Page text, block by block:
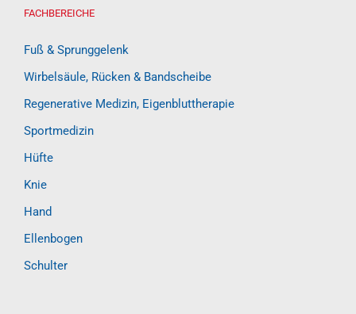
FACHBEREICHE
Fuß & Sprunggelenk
Wirbelsäule, Rücken & Bandscheibe
Regenerative Medizin, Eigenbluttherapie
Sportmedizin
Hüfte
Knie
Hand
Ellenbogen
Schulter